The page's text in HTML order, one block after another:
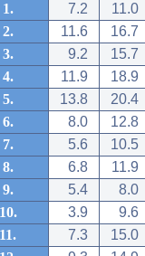
1. 7.2
11.0
2.
11.6
16.7
3.
9.2
15.7
4.
11.9
18.9
5.
13.8
20.4
6.
8.0
12.8
7.
5.6
10.5
8.
6.8
11.9
9.
5.4
8.0
10.
3.9
9.6
11.
7.3
15.0